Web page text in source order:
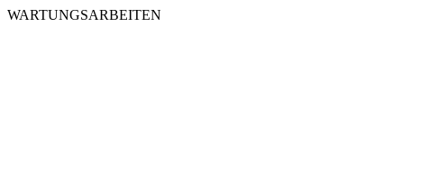
WARTUNGSARBEITEN